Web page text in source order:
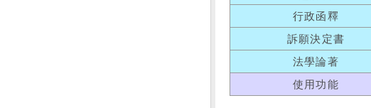
行政函釋
訴願決定書
法學論著
使用功能